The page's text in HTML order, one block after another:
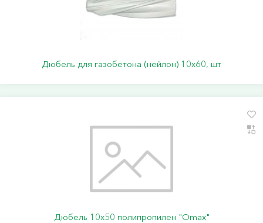
Дюбель для газобетона (нейлон) 10х60, шт
Дюбель 10х50 полипропилен "Omax"